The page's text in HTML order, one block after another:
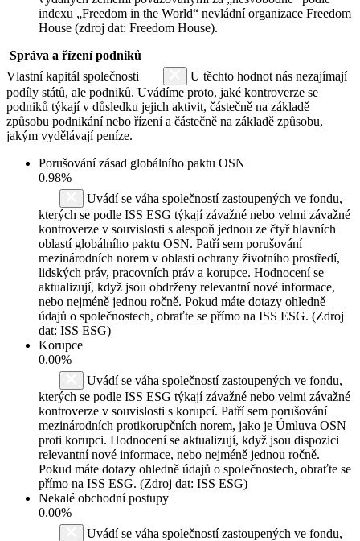
indexu „Freedom in the World“ nevládní organizace Freedom
House (zdroj dat: Freedom House).
Správa a řízení podniků
Vlastní kapitál společnosti
U těchto hodnot nás nezajímají
podíly států, ale podniků. Uvádíme proto, jaké kontroverze se
podniků týkají v důsledku jejich aktivit, částečně na základě
způsobu podnikání nebo řízení a částečně na základě způsobu,
jakým vydělávají peníze.
Porušování zásad globálního paktu OSN
0.98%
Uvádí se váha společností zastoupených ve fondu,
kterých se podle ISS ESG týkají závažné nebo velmi závažné
kontroverze v souvislosti s alespoň jednou ze čtyř hlavních
oblastí globálního paktu OSN. Patří sem porušování
mezinárodních norem v oblasti ochrany životního prostředí,
lidských práv, pracovních práv a korupce. Hodnocení se
aktualizují, když jsou obdrženy relevantní nové informace,
nebo nejméně jednou ročně. Pokud máte dotazy ohledně
údajů o společnostech, obraťte se přímo na ISS ESG. (Zdroj
dat: ISS ESG)
Korupce
0.00%
Uvádí se váha společností zastoupených ve fondu,
kterých se podle ISS ESG týkají závažné nebo velmi závažné
kontroverze v souvislosti s korupcí. Patří sem porušování
mezinárodních protikorupčních norem, jako je Úmluva OSN
proti korupci. Hodnocení se aktualizují, když jsou dispozici
relevantní nové informace, nebo nejméně jednou ročně.
Pokud máte dotazy ohledně údajů o společnostech, obraťte se
přímo na ISS ESG. (Zdroj dat: ISS ESG)
Nekalé obchodní postupy
0.00%
Uvádí se váha společností zastoupených ve fondu,